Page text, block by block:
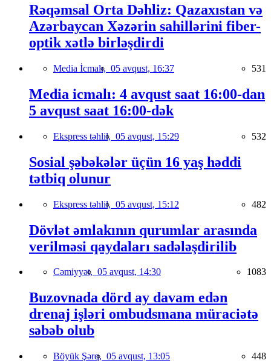
Rəqəmsal Orta Dəhliz: Qazaxıstan və
Azərbaycan Xəzərin sahillərini fiber-
optik xətlə birləşdirdi
Media İcmalı, 05 avqust, 16:37 531
Media icmalı: 4 avqust saat 16:00-dan
5 avqust saat 16:00-dək
Ekspress təhlil, 05 avqust, 15:29 532
Sosial şəbəkələr üçün 16 yaş həddi
tətbiq olunur
Ekspress təhlil, 05 avqust, 15:12 482
Dövlət əmlakının qurumlar arasında
verilməsi qaydaları sadələşdirilib
Cəmiyyət, 05 avqust, 14:30 1083
Buzovnada dörd ay davam edən
drenaj işləri ombudsmana müraciətə
səbəb olub
Böyük Şərq, 05 avqust, 13:05 448